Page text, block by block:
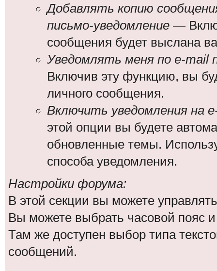
Добавлять копию
письмо-уведомление—
сообщения будет выслана
Уведомлять меня по e-mail
Включив эту функцию, вы
личного сообщения.
Включить уведомления на
этой опции вы будете
обновленные темы.
способа уведомления.
Настройки форума:
В этой секции вы можете
Вы можете выбрать часовой пояс
Там же доступен выбор типа
сообщений.